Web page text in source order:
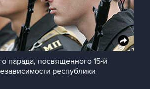
парада, посвященного 15-й
республики